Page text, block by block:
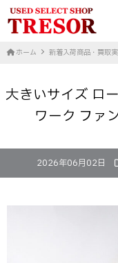
ホーム 新着入荷商品・買取
大きいサイズ ロ
ワーク ファ
2026年06月02日